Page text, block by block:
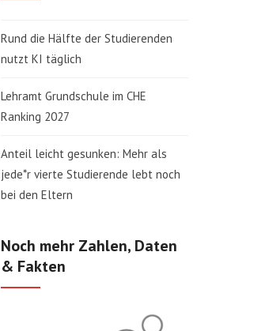
Rund die Hälfte der Studierenden
nutzt KI täglich
Lehramt Grundschule im CHE
Ranking 2027
Anteil leicht gesunken: Mehr als
jede*r vierte Studierende lebt noch
bei den Eltern
Noch mehr Zahlen, Daten
& Fakten